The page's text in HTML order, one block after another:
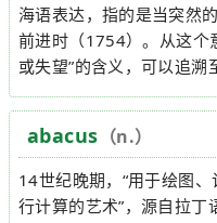
海语表达，指的是当突然
前进时（1754）。从这个
或失望”的含义，可以追溯
abacus （n.）
14世纪晚期，“用于绘图
行计算的艺术”，源自拉丁